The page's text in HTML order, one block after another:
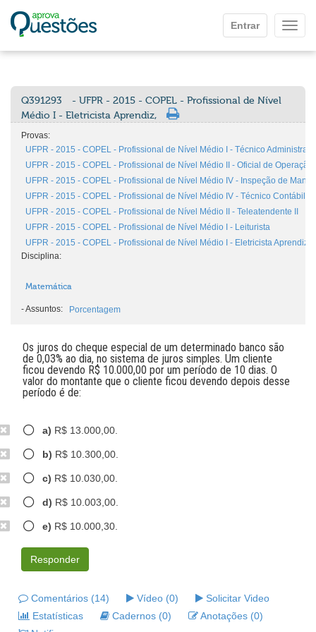
Entrar
Q391293
- UFPR - 2015 - COPEL - Profissional de Nível
Médio I - Eletricista Aprendiz,
Provas:
UFPR - 2015 - COPEL - Profissional de Nível Médio I - Técnico
UFPR - 2015 - COPEL - Profissional de Nível Médio II - Oficial de
UFPR - 2015 - COPEL - Profissional de Nível Médio IV - Inspeção de
UFPR - 2015 - COPEL - Profissional de Nível Médio IV - Técnico Contábil
UFPR - 2015 - COPEL - Profissional de Nível Médio II - Teleatendente II
UFPR - 2015 - COPEL - Profissional de Nível Médio I - Leiturista
UFPR - 2015 - COPEL - Profissional de Nível Médio I - Eletricista Aprendiz
Disciplina:
Matemática
-Assuntos: Porcentagem
Os juros do cheque especial de um determinado banco são
de 0,03% ao dia, no sistema de juros simples. Um cliente
ficou devendo R$ 10.000,00 por um período de 10 dias. O
valor do montante que o cliente ficou devendo depois desse
período é de:
a) R$ 13.000,00.
b) R$ 10.300,00.
c) R$ 10.030,00.
d) R$ 10.003,00.
e) R$ 10.000,30.
Responder
Comentários (14) Vídeo (0)
Solicitar Video
Estatísticas
Cadernos (0)
Anotações (0)